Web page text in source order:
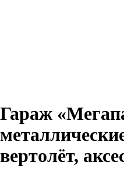
Гараж
вертолёт,